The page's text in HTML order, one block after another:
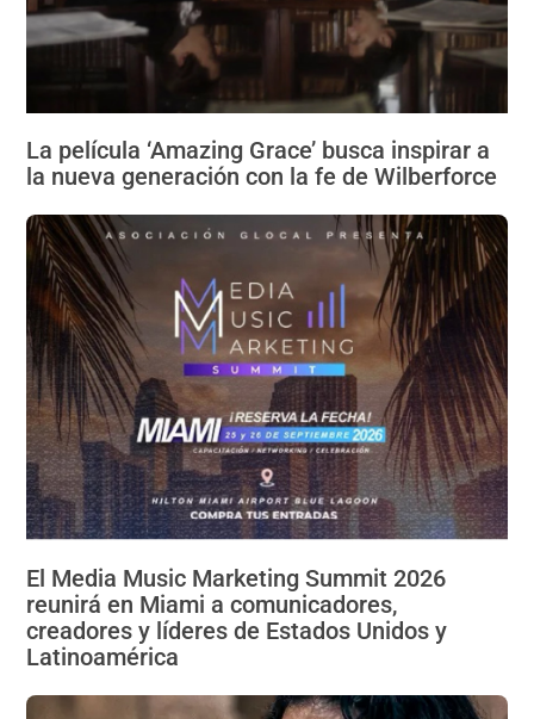
La película ‘Amazing Grace’ busca inspirar a
la nueva generación con la fe de Wilberforce
El Media Music Marketing Summit 2026
reunirá en Miami a comunicadores,
creadores y líderes de Estados Unidos y
Latinoamérica